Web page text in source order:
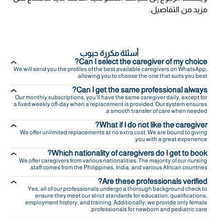
مزيد من التفاصيل.
أسئلة مكررة حبوب
Can I select the caregiver of my choice?
We will send you the profiles of the best available caregivers on WhatsApp,
allowing you to choose the one that suits you best.
Can I get the same professional always?
Our monthly subscriptions, you'll have the same caregiver daily, except for
a fixed weekly off-day when a replacement is provided. Our system ensures
a smooth transfer of care when needed.
What if I do not like the caregiver?
We offer unlimited replacements at no extra cost. We are bound to giving
you with a great experience.
Which nationality of caregivers do I get to book?
We offer caregivers from various nationalities. The majority of our nursing
staff comes from the Philippines, India, and various African countries.
Are these professionals verified?
Yes, all of our professionals undergo a thorough background check to
ensure they meet our strict standards for education, qualifications,
employment history, and training. Additionally, we provide only female
professionals for newborn and pediatric care.